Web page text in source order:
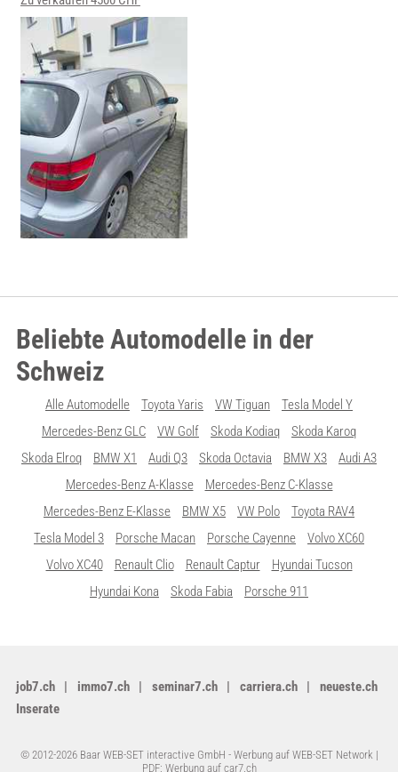
Beliebte Automodelle in der
Schweiz
Alle Automodelle Toyota Yaris VW Tiguan
Tesla Model Y
Mercedes-Benz GLC
VW Golf Skoda Kodiaq
Skoda Karoq
Skoda Elroq
BMW X1 Audi Q3 Skoda Octavia BMW X3
Audi A3
Mercedes-Benz A-Klasse
Mercedes-Benz C-Klasse
Mercedes-Benz E-Klasse
BMW X5 VW Polo
Toyota RAV4
Tesla Model 3
Porsche Macan Porsche Cayenne
Volvo XC60
Volvo XC40
Renault Clio Renault Captur
Hyundai Tucson
Hyundai Kona
Skoda Fabia Porsche 911
job7.ch immo7.ch seminar7.ch carriera.ch
neueste.ch
Inserate
© 2012-2026 Baar WEB-SET interactive GmbH - Werbung auf WEB-SET Network |
PDF: Werbung auf car7.ch